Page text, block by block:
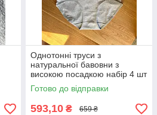
Однотонні труси з
натуральної бавовни з
високою посадкою набір 4 шт
Готово до відправки
593,10 ₴ 659 ₴